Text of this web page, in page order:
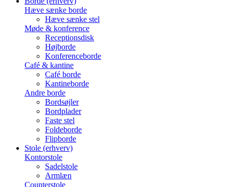
Hæve sænke borde
Hæve sænke stel
Møde & konference
Receptionsdisk
Højborde
Konferenceborde
Café & kantine
Café borde
Kantineborde
Andre borde
Bordsøjler
Bordplader
Faste stel
Foldeborde
Flipborde
Stole (erhverv)
Kontorstole
Sadelstole
Armlæn
Counterstole